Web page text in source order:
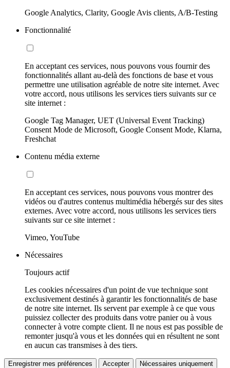
Google Analytics, Clarity, Google Avis clients, A/B-Testing
Fonctionnalité
En acceptant ces services, nous pouvons vous fournir des
fonctionnalités allant au-delà des fonctions de base et vous
permettre une utilisation agréable de notre site internet. Avec
votre accord, nous utilisons les services tiers suivants sur ce
site internet :
Google Tag Manager, UET (Universal Event Tracking)
Consent Mode de Microsoft, Google Consent Mode, Klarna,
Freshchat
Contenu média externe
En acceptant ces services, nous pouvons vous montrer des
vidéos ou d'autres contenus multimédia hébergés sur des sites
externes. Avec votre accord, nous utilisons les services tiers
suivants sur ce site internet :
Vimeo, YouTube
Nécessaires
Toujours actif
Les cookies nécessaires d'un point de vue technique sont
exclusivement destinés à garantir les fonctionnalités de base
de notre site internet. Ils servent par exemple à ce que vous
puissiez collecter des produits dans votre panier ou à vous
connecter à votre compte client. Il ne nous est pas possible de
remonter jusqu'à vous et les données qui en résultent ne sont
en aucun cas transmises à des tiers.
Enregistrer mes préférences Accepter Nécessaires uniquement